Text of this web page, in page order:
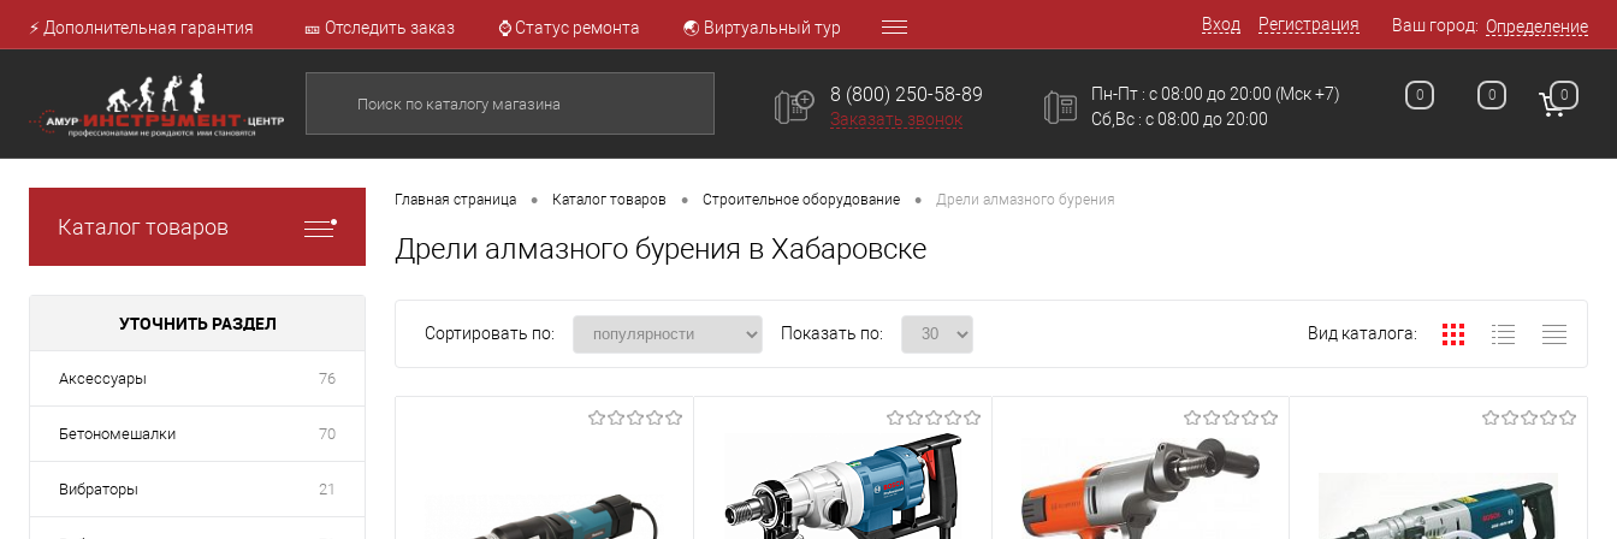
⚡ Дополнительная гарантия 🎫 Отследить заказ ⌚ Статус ремонта 🌏 Виртуальный тур Вход Регистрация Ваш город: Определение
8 (800) 250-58-89
Заказать звонок
Пн-Пт : с 08:00 до 20:00
Сб,Вс : с 08:00 до 20:00
(Мск +7) 0 0 0
Каталог товаров
УТОЧНИТЬ РАЗДЕЛ
Аксессуары 76
Бетономешалки 70
Вибраторы 21
Главная страница • Каталог товаров • Строительное оборудование • Дрели алмазного бурения
Дрели алмазного бурения в Хабаровске
Сортировать по: Показать по: Вид каталога: